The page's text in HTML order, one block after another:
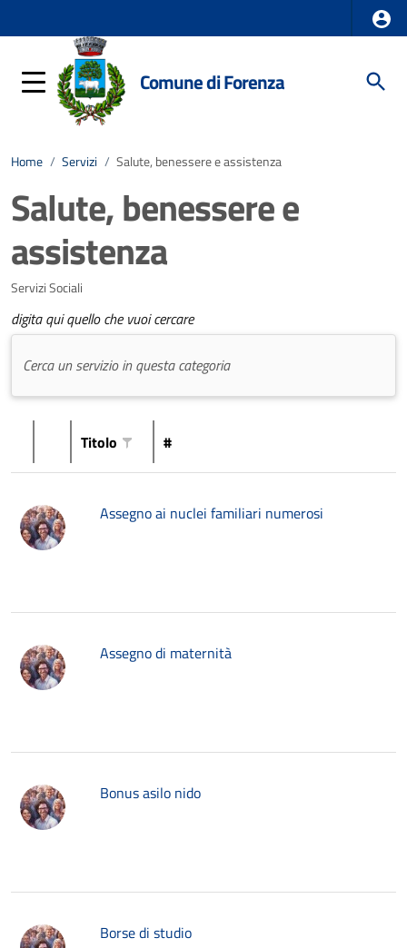
Comune di Forenza
Home / Servizi / Salute, benessere e assistenza
Salute, benessere e
assistenza
Servizi Sociali
digita qui quello che vuoi cercare
Titolo #
Assegno ai nuclei familiari numerosi
Assegno di maternità
Bonus asilo nido
Borse di studio